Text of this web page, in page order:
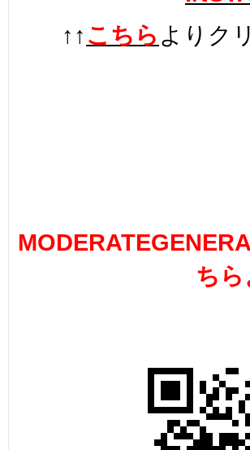
↑↑ こちら よりク
ちら